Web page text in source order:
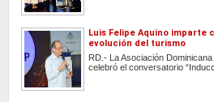
Luis Felipe Aquino imparte
evolución del turismo
RD.- La Asociación
celebró el conversatorio